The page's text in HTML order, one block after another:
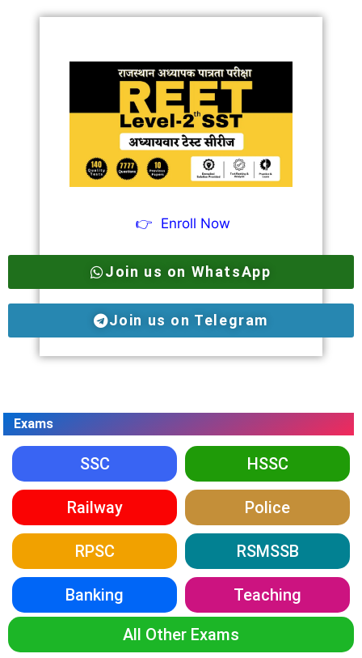
👉 Enroll Now
Join us on WhatsApp
Join us on Telegram
Exams
SSC HSSC
Railway Police
RPSC RSMSSB
Banking Teaching
All Other Exams